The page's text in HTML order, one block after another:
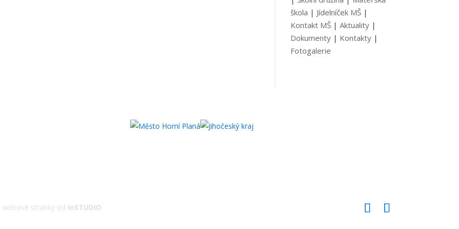
škola | Jídelníček MŠ |
Kontakt MŠ |Aktuality |
Dokumenty | Kontakty |
Fotogalerie
stránky od inSTUDIO